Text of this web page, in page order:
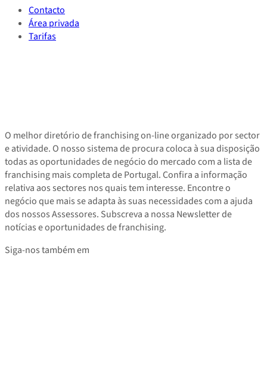
Contacto
Área privada
Tarifas
O melhor diretório de franchising on-line organizado por sector
e atividade. O nosso sistema de procura coloca à sua disposição
todas as oportunidades de negócio do mercado com a lista de
franchising mais completa de Portugal. Confira a informação
relativa aos sectores nos quais tem interesse. Encontre o
negócio que mais se adapta às suas necessidades com a ajuda
dos nossos Assessores. Subscreva a nossa Newsletter de
notícias e oportunidades de franchising.
Siga-nos também em